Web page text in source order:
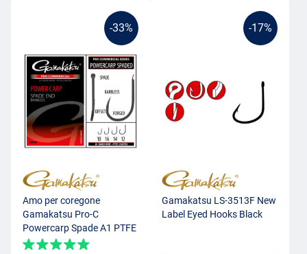
-33%
Amo per coregone
Gamakatsu Pro-C
Powercarp Spade A1 PTFE
BL (10 pezzi)
-17%
Gamakatsu LS-3513F New
Label Eyed Hooks Black